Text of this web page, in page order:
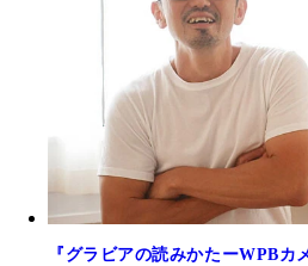
『グラビアの読みかたーWPBカ